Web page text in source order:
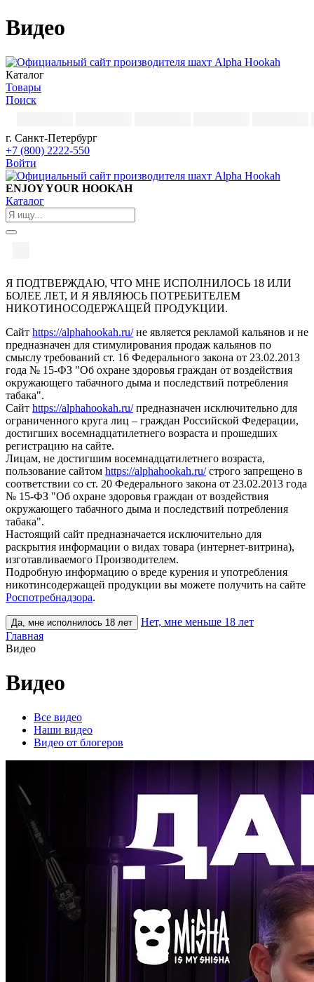
Видео
Каталог
Товары
Поиск
г. Санкт-Петербург
+7 (800) 2222-550
Войти
ENJOY YOUR HOOKAH
Каталог
Я ПОДТВЕРЖДАЮ, ЧТО МНЕ ИСПОЛНИЛОСЬ 18 ИЛИ
БОЛЕЕ ЛЕТ, И Я ЯВЛЯЮСЬ ПОТРЕБИТЕЛЕМ
НИКОТИНОСОДЕРЖАЩЕЙ ПРОДУКЦИИ.
Сайт https://alphahookah.ru/не является рекламой кальянов и не
предназначен для стимулирования продаж кальянов по
смыслу требований ст. 16 Федерального закона от 23.02.2013
года № 15-ФЗ "Об охране здоровья граждан от воздействия
окружающего табачного дыма и последствий потребления
табака".
Сайт https://alphahookah.ru/предназначен исключительно для
ограниченного круга лиц – граждан Российской Федерации,
достигших восемнадцатилетнего возраста и прошедших
регистрацию на сайте.
Лицам, не достигшим восемнадцатилетнего возраста,
пользование сайтом https://alphahookah.ru/строго запрещено в
соответствии со ст. 20 Федерального закона от 23.02.2013 года
№ 15-ФЗ "Об охране здоровья граждан от воздействия
окружающего табачного дыма и последствий потребления
табака".
Настоящий сайт предназначается исключительно для
раскрытия информации о видах товара (интернет-витрина),
изготавливаемого Производителем.
Подробную информацию о вреде курения и употребления
никотинсодержащей продукции вы можете получить на сайте
Роспотребнадзора.
Да, мне исполнилось 18 лет
Нет, мне меньше 18 лет
Главная
Видео
Видео
Все видео
Наши видео
Видео от блогеров